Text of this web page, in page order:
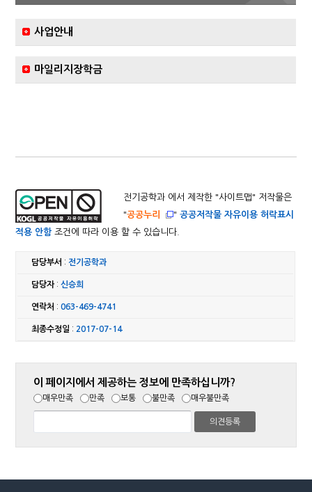
사업안내
마일리지장학금
전기공학과 에서 제작한 "사이트맵" 저작물은
"공공누리 "공공저작물 자유이용 허락표시
적용 안함조건에 따라 이용 할 수 있습니다.
담당부서 :전기공학과
담당자:신승희
연락처 :063-469-4741
최종수정일 : 2017-07-14
이 페이지에서 제공하는 정보에 만족하십니까?
매우만족 만족 보통 불만족 매우불만족